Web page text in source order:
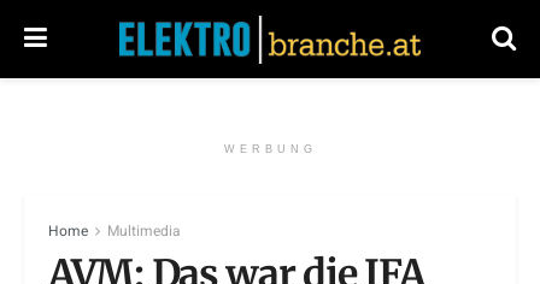
WERBUNG
Home Multimedia
AVM: Das war die IFA